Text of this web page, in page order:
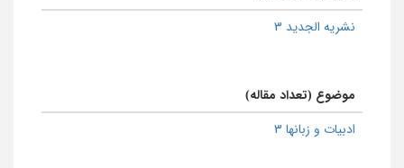
نشریه الجدید 3
موضوع (تعداد مقاله)
ادبیات و زبانها 3